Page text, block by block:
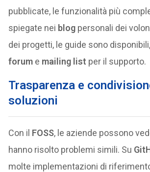
pubblicate, le funzionalità più
spiegate nei blog personali dei
dei progetti, le guide sono
forum e mailing list per il supporto.
Trasparenza e
soluzioni
Con il FOSS, le aziende possono
hanno risolto problemi simili. Su
molte implementazioni di